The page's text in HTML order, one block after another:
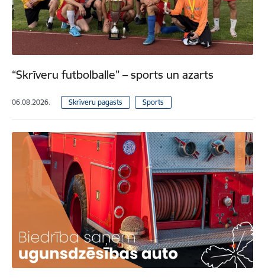
“Skrīveru futbolballe” – sports un azarts
06.08.2026. Skrīveru pagasts Sports